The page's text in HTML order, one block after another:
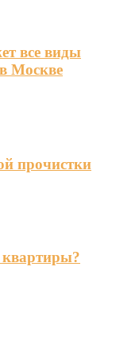
все виды
Москве
прочистки
квартиры?